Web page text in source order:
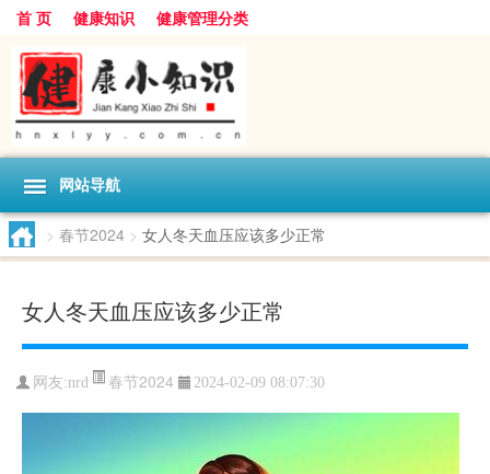
首 页 健康知识 健康管理分类
网站导航
> 春节2024 > 女人冬天血压应该多少正常
女人冬天血压应该多少正常
网友:nrd 春节2024 2024-02-09 08:07:30